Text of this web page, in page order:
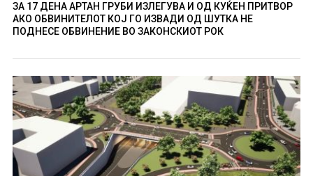
ЗА 17 ДЕНА АРТАН ГРУБИ ИЗЛЕГУВА И ОД КУЌЕН ПРИТВОР
АКО ОБВИНИТЕЛОТ КОЈ ГО ИЗВАДИ ОД ШУТКА НЕ
ПОДНЕСЕ ОБВИНЕНИЕ ВО ЗАКОНСКИОТ РОК